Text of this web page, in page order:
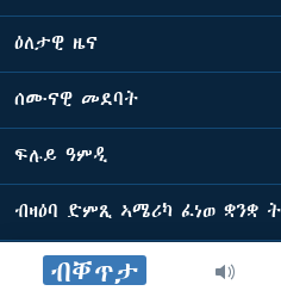
ብቐጥታ
ዕለታዊ ዜና
ሰሙናዊ መደባት
ፍሉይ ዓምዲ
ብዛዕባ ድምጺ ኣሜሪካ ፈነወ ቋንቋ
ድምጺ